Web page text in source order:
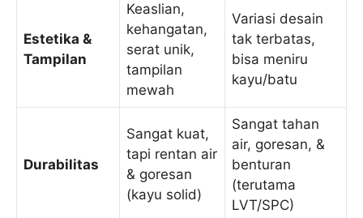
Estetika &
Tampilan
Keaslian,
kehangatan,
serat unik,
tampilan
mewah
Variasi desain
tak terbatas,
bisa meniru
kayu/batu
Durabilitas
Sangat kuat,
tapi rentan air
& goresan
(kayu solid)
Sangat tahan
air, goresan, &
benturan
(terutama
LVT/SPC)